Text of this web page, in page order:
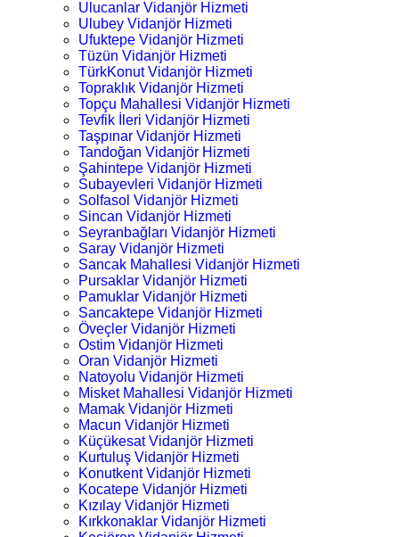
Ulucanlar Vidanjör Hizmeti
Ulubey Vidanjör Hizmeti
Ufuktepe Vidanjör Hizmeti
Tüzün Vidanjör Hizmeti
TürkKonut Vidanjör Hizmeti
Topraklık Vidanjör Hizmeti
Topçu Mahallesi Vidanjör Hizmeti
Tevfik İleri Vidanjör Hizmeti
Taşpınar Vidanjör Hizmeti
Tandoğan Vidanjör Hizmeti
Şahintepe Vidanjör Hizmeti
Subayevleri Vidanjör Hizmeti
Solfasol Vidanjör Hizmeti
Sincan Vidanjör Hizmeti
Seyranbağları Vidanjör Hizmeti
Saray Vidanjör Hizmeti
Sancak Mahallesi Vidanjör Hizmeti
Pursaklar Vidanjör Hizmeti
Pamuklar Vidanjör Hizmeti
Sancaktepe Vidanjör Hizmeti
Öveçler Vidanjör Hizmeti
Ostim Vidanjör Hizmeti
Oran Vidanjör Hizmeti
Natoyolu Vidanjör Hizmeti
Misket Mahallesi Vidanjör Hizmeti
Mamak Vidanjör Hizmeti
Macun Vidanjör Hizmeti
Küçükesat Vidanjör Hizmeti
Kurtuluş Vidanjör Hizmeti
Konutkent Vidanjör Hizmeti
Kocatepe Vidanjör Hizmeti
Kızılay Vidanjör Hizmeti
Kırkkonaklar Vidanjör Hizmeti